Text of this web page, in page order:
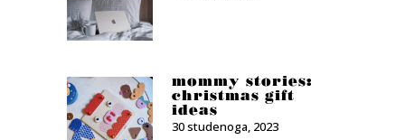
mommy stories:
christmas gift
ideas
30 studenoga, 2023